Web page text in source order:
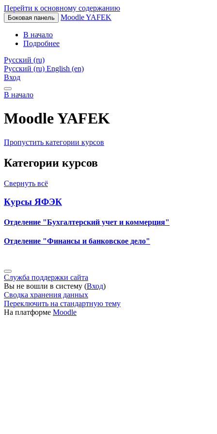
Перейти к основному содержанию
Боковая панель Moodle YAFEK
В начало
Подробнее
Русский ‎(ru)‎
Русский ‎(ru)‎ English ‎(en)‎
Вход
В начало
Moodle YAFEK
Пропустить категории курсов
Категории курсов
Свернуть всё
Курсы ЯФЭК
Отделение "Бухгалтерский учет и коммерция"
Отделение "Финансы и банковское дело"
Служба поддержки сайта
Вы не вошли в систему (Вход)
Сводка хранения данных
Переключить на стандартную тему
На платформе Moodle